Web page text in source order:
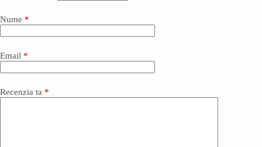
Nume *
Email *
Recenzia ta *